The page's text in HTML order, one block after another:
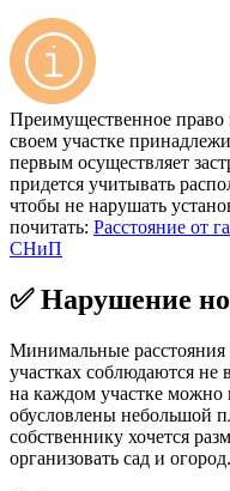
Преимущественное право
своем участке
первым осуществляет
придется учитывать
чтобы не нарушать
почитать: Расстояние от
СНиП
✅ Нарушение
Минимальные
участках соблюдаются не
на каждом участке можно
обусловлены небольшой
собственнику хочется
организовать сад и огород.